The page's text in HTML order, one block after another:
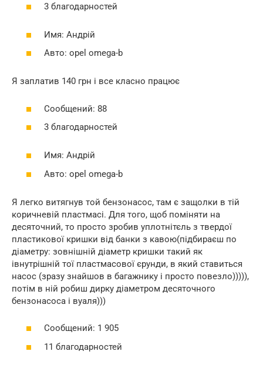
3 благодарностей
Имя: Андрій
Авто: opel omega-b
Я заплатив 140 грн і все класно працює
Сообщений: 88
3 благодарностей
Имя: Андрій
Авто: opel omega-b
Я легко витягнув той бензонасос, там є защолки в тій
коричневій пластмасі. Для того, щоб поміняти на
десяточний, то просто зробив уплотнітєль з твердої
пластикової кришки від банки з кавою(підбираєш по
діаметру: зовнішній діаметр кришки такий як
івнутрішній тої пластмасової єрунди, в який ставиться
насос (зразу знайшов в багажнику і просто повезло))))),
потім в ній робиш дирку діаметром десяточного
бензонасоса і вуаля)))
Сообщений: 1 905
11 благодарностей